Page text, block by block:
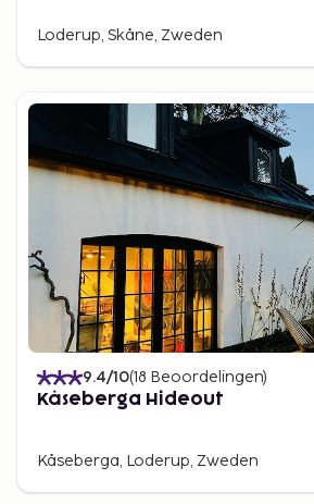
Loderup, Skåne, Zweden
9.4/10(18 Beoordelingen)
Kåseberga Hideout
Kåseberga, Loderup, Zweden